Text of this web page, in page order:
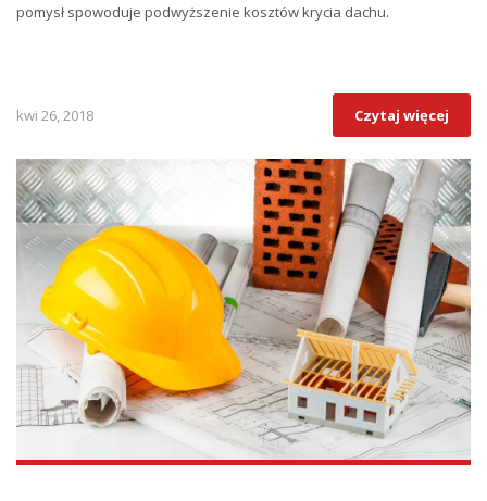
pomysł spowoduje podwyższenie kosztów krycia dachu.
kwi 26, 2018 Czytaj więcej